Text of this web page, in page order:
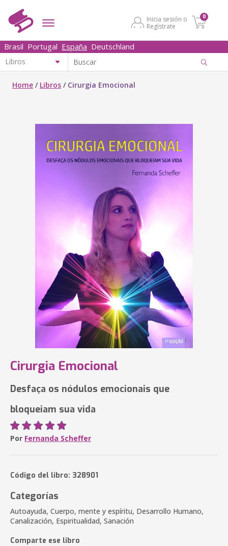
Inicia sesión o
Regístrate
0
Brasil Portugal España Deutschland
Home / Libros / Cirurgia Emocional
Cirurgia Emocional
Desfaça os nódulos emocionais que
bloqueiam sua vida
Por Fernanda Scheffer
Código del libro: 328901
Categorías
Autoayuda, Cuerpo, mente y espíritu, Desarrollo Humano,
Canalización, Espiritualidad, Sanación
Comparte ese libro